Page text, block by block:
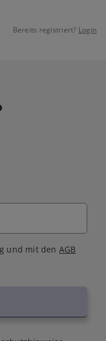
Bereits registriert? Login
und mit den AGB